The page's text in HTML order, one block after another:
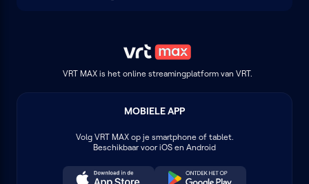
VRT MAX is het online streamingplatform van VRT.
MOBIELE APP
Volg VRT MAXop je smartphone of tablet.
Beschikbaar voor iOS en Android